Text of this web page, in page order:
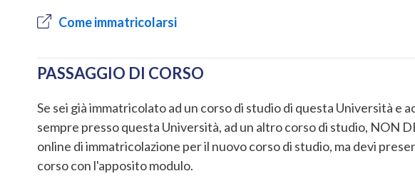
Come immatricolarsi
PASSAGGIO DI CORSO
Se sei già immatricolato ad un corso di studio di questa Università e
sempre presso questa Università, ad un altro corso di studio, NON
online di immatricolazione per il nuovo corso di studio, ma devi
corso con l'apposito modulo.